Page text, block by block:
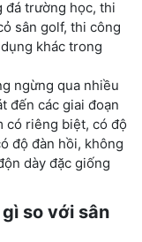
đá trường học, thi
sân golf, thi công
khác trong
ngừng qua nhiều
đến các giai đoạn
có riêng biệt, có độ
độ đàn hồi, không
dày đặc giống
so với sân